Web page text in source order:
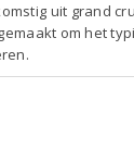
uit grand
om het